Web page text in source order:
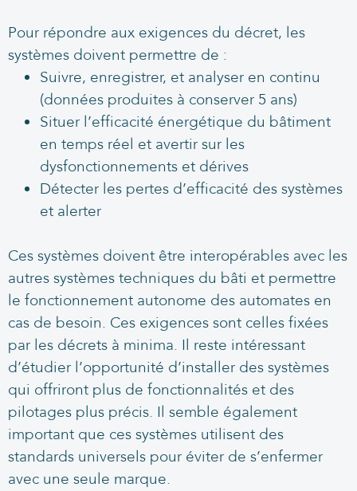
Pour répondre aux exigences du décret, les
systèmes doivent permettre de :
Suivre, enregistrer, et analyser en continu
(données produites à conserver 5 ans)
Situer l’efficacité énergétique du bâtiment
en temps réel et avertir sur les
dysfonctionnements et dérives
Détecter les pertes d’efficacité des systèmes
et alerter
Ces systèmes doivent être interopérables avec les
autres systèmes techniques du bâti et permettre
le fonctionnement autonome des automates en
cas de besoin. Ces exigences sont celles fixées
par les décrets à minima. Il reste intéressant
d’étudier l’opportunité d’installer des systèmes
qui offriront plus de fonctionnalités et des
pilotages plus précis. Il semble également
important que ces systèmes utilisent des
standards universels pour éviter de s’enfermer
avec une seule marque.